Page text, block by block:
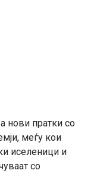
нови пратки со
меѓу кои
иселеници и
со